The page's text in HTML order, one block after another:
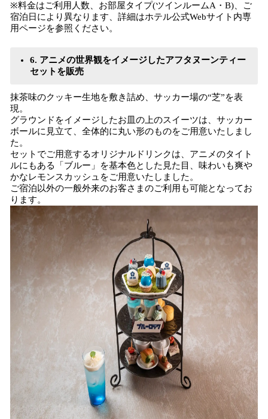
※料金はご利用人数、お部屋タイプ(ツインルームA・B)、ご
宿泊日により異なります、詳細はホテル公式Webサイト内専
用ページを参照ください。
6. アニメの世界観をイメージしたアフタヌーンティー
セットを販売
抹茶味のクッキー生地を敷き詰め、サッカー場の“芝”を表
現。
グラウンドをイメージしたお皿の上のスイーツは、サッカー
ボールに見立て、全体的に丸い形のものをご用意いたしまし
た。
セットでご用意するオリジナルドリンクは、アニメのタイト
ルにもある「ブルー」を基本色とした見た目、味わいも爽や
かなレモンスカッシュをご用意いたしました。
ご宿泊以外の一般外来のお客さまのご利用も可能となってお
ります。